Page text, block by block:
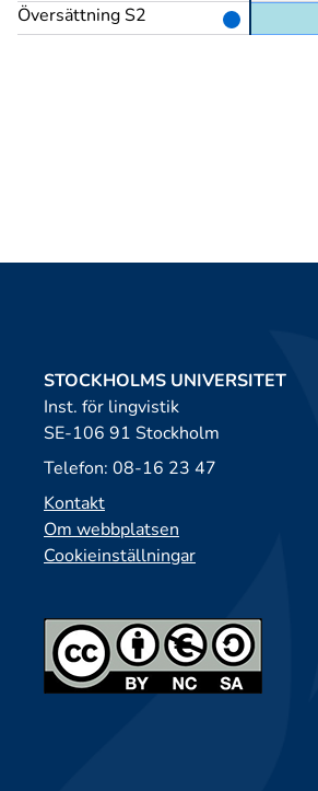
Översättning S2
STOCKHOLMS UNIVERSITET
Inst. för lingvistik
SE-106 91 Stockholm
Telefon: 08-16 23 47
Kontakt
Om webbplatsen
Cookieinställningar